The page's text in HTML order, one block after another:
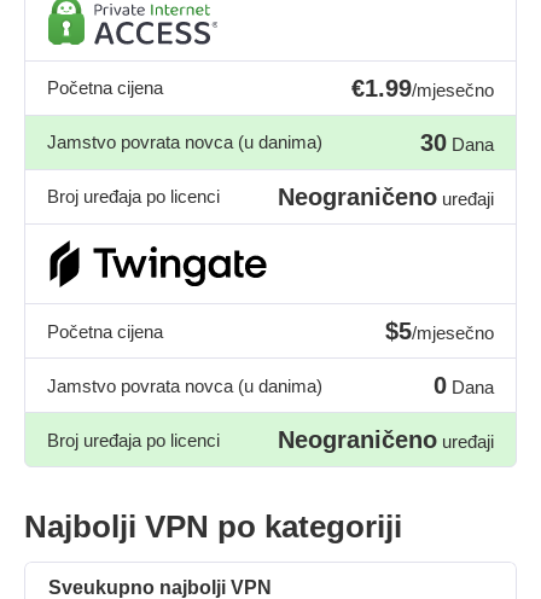
Početna cijena €1.99/mjesečno
Jamstvo povrata novca (u danima) 30 Dana
Broj uređaja po licenci Neograničeno uređaji
Početna cijena $5/mjesečno
Jamstvo povrata novca (u danima) 0 Dana
Broj uređaja po licenci Neograničeno uređaji
Najbolji VPN po kategoriji
Sveukupno najbolji VPN